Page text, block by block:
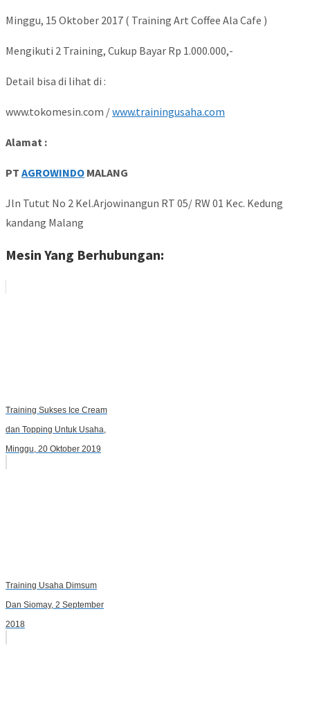
Minggu, 15 Oktober 2017 ( Training Art Coffee Ala Cafe )
Mengikuti 2 Training, Cukup Bayar Rp 1.000.000,-
Detail bisa di lihat di :
www.tokomesin.com /www.trainingusaha.com
Alamat :
PT AGROWINDO MALANG
Jln Tutut No 2 Kel.Arjowinangun RT 05/ RW 01 Kec. Kedung
kandang Malang
Mesin Yang Berhubungan:
Training Sukses Ice Cream
dan Topping Untuk Usaha,
Minggu, 20 Oktober 2019
Training Usaha Dimsum
Dan Siomay, 2 September
2018